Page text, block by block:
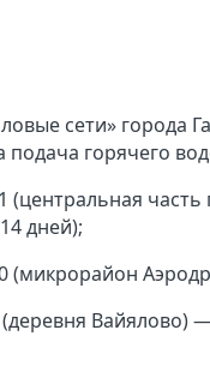
сети» города
подача горячего
(центральная
дней);
(микрорайон
Вайялово)